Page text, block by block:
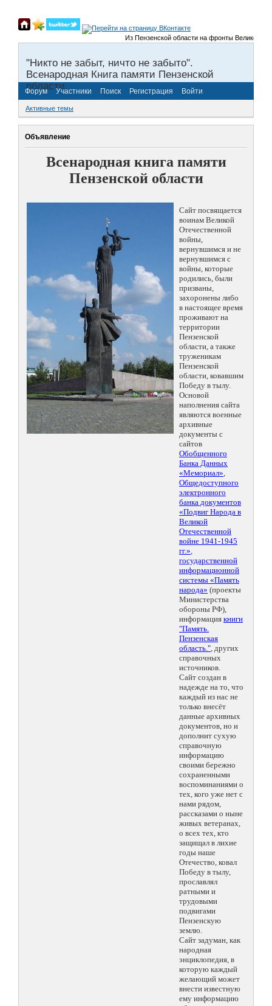
Из Пензенской области на фронты Великой
"Никто не забыт, ничто не забыто".
Всенародная Книга памяти Пензенской
области.
Форум Участники Поиск Регистрация Войти
Активные темы
Объявление
Всенародная книга памяти
Пензенской области
Сайт посвящается
воинам Великой
Отечественной
войны,
вернувшимся и не
вернувшимся с
войны, которые
родились, были
призваны,
захоронены либо
в настоящее время
проживают на
территории
Пензенской
области, а также
труженикам
Пензенской
области, ковавшим
Победу в тылу.
Основой
наполнения сайта
являются военные
архивные
документы с
сайтов
Обобщенного
Банка Данных
«Мемориал»,
Общедоступного
электронного
банка документов
«Подвиг Народа в
Великой
Отечественной
войне 1941-1945
гг.»,
государственной
информационной
системы «Память
народа» (проекты
Министерства
обороны РФ),
информация книги
"Память.
Пензенская
область.", других
справочных
источников.
Сайт создан в
надежде на то, что
каждый из нас не
только внесёт
данные архивных
документов, но и
дополнит сухую
справочную
информацию
своими бережно
сохраненными
воспоминаниями о
тех, кого уже нет с
нами рядом,
рассказами о ныне
живых ветеранах,
о всех тех, кто
защищал в лихие
годы наше
Отечество, ковал
Победу в тылу,
прославлял
ратными и
трудовыми
подвигами
Пензенскую
землю.
Сайт задуман, как
народная
энциклопедия, в
которую каждый
желающий может
внести известную
ему информацию